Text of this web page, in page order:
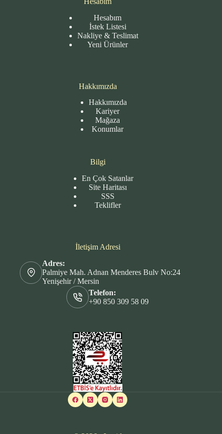
Hesabım
İstek Listesi
Nakliye & Teslimat
Yeni Ürünler
Hakkımızda
Hakkımızda
Kariyer
Mağaza
Konumlar
Bilgi
En Çok Satanlar
Site Haritası
SSS
Teklifler
İletişim Adresi
Adres:
Palmiye Mah. Adnan Menderes Bulv No:24
Yenişehir / Mersin
Telefon:
+90 850 309 58 09